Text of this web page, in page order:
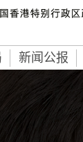
新闻公报